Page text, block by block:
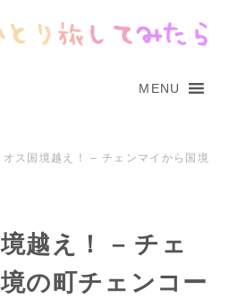
MENU
オス国境越え！ – チェンマイから国境
越え！ – チェ
の町チェンコー